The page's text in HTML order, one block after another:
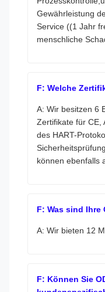
Gewährleistung
Service ((1 Jahr
menschliche
F: Welche
A: Wir besitzen 6
Zertifikate für CE,
des HART-
können ebenfalls
F: Was sind
A: Wir bieten 12
F: Können Sie